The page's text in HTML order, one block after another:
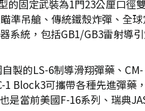
的固定武裝為1門23公厘口徑
準吊艙、傳統鐵殼炸彈、全球
系統，包括GB1/GB3雷射導
製的LS-6制導滑翔彈藥、CM-
1 Block3可攜帶各種先進彈藥
是當前美國F-16系列、瑞典